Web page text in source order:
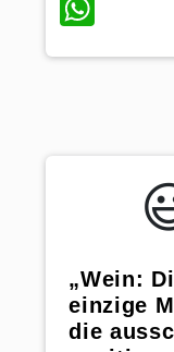
„Wein:
einzige
die